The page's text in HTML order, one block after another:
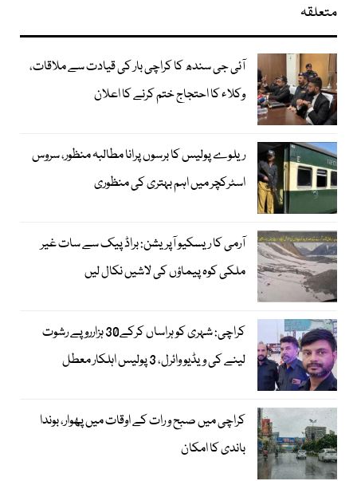
متعلقہ
آئی جی سندھ کا کراچی بار کی قیادت سے ملاقات،
وکلاء کا احتجاج ختم کرنے کا اعلان
ریلوے پولیس کا برسوں پرانا مطالبہ منظور، سروس
اسٹرکچر میں اہم بہتری کی منظوری
آرمی کا ریسکیو آپریشن: براڈ پیک سے سات غیر
ملکی کوہ پیماؤں کی لاشیں نکال لیں
کراچی: شہری کو ہراساں کرکے30 ہزارروپے رشوت
لینے کی ویڈیو وائرل، 3 پولیس اہلکار معطل
کراچی میں صبح و رات کے اوقات میں پھوار، بوندا
باندی کا امکان